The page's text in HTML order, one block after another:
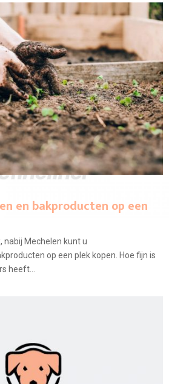
en bakproducten op een
nabij Mechelen kunt u
op een plek kopen. Hoe fijn is
heeft...